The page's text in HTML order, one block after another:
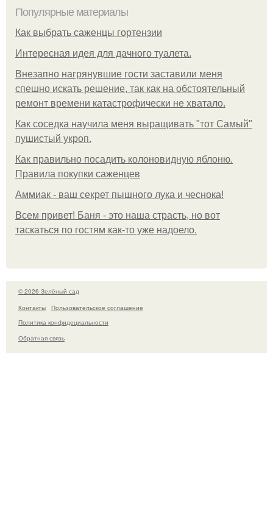
Популярные материалы
Как выбрать саженцы гортензии
Интересная идея для дачного туалета.
Внезапно нагрянувшие гости заставили меня
спешно искать решение, так как на обстоятельный
ремонт времени катастрофически не хватало.
Как соседка научила меня выращивать "тот Самый"
пушистый укроп.
Как правильно посадить колоновидную яблоню.
Правила покупки саженцев
Аммиак - ваш секрет пышного лука и чеснока!
Всем привет! Баня - это наша страсть, но вот
таскаться по гостям как-то уже надоело.
© 2026 Зелёный сад
Контакты
Пользовательское соглашение
Политика конфидециальности
Обратная связь